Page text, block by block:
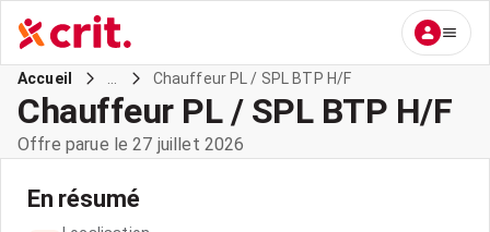
Accueil Chauffeur PL / SPL BTP H/F
Chauffeur PL / SPL BTP H/F
Offre parue le 27 juillet 2026
En résumé